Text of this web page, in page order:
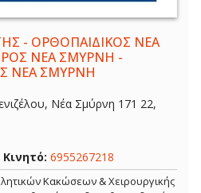
- ΟΡΘΟΠΑΙΔΙΚΟΣ ΝΕΑ
ΝΕΑ ΣΜΥΡΝΗ -
ΝΕΑ ΣΜΥΡΝΗ
Νέα Σμύρνη 171 22,
Κινητό: 6955267218
Κακώσεων & Χειρουργικής